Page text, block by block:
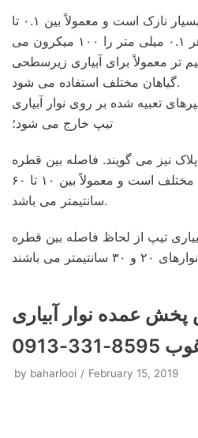
بسیار نازک است و معمولاً بین ۰.۱ تا
۰.۶ میلی متر می باشد (هر ۰.۱ میلی متر را ۱۰۰ میکرون می
تر معمولاً برای آبیاری زیرسطحی
گیاهان مختلف استفاده می شود.
تعبیه شده بر روی نوار آبیاری
تیپ خارج می شود؛
پلاک نیز می گویند. فاصله بین قطره
چکان ها در نوار آبیاری مختلف است و معمولاً بین ۱۰ تا ۶۰
سانتیمتر می باشد.
تیپ از لحاظ فاصله بین قطره
پخش عمده نوار آبیاری
0913
by baharlooi February 15, 2019